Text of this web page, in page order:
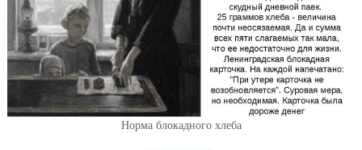
Норма блокадного хлеба